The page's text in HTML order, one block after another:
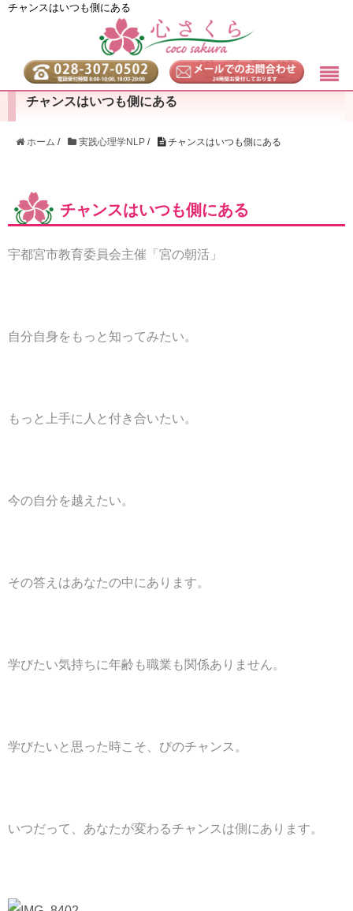
チャンスはいつも側にある
チャンスはいつも側にある
ホーム / 実践心理学NLP / チャンスはいつも側にある
チャンスはいつも側にある
宇都宮市教育委員会主催「宮の朝活」
自分自身をもっと知ってみたい。
もっと上手に人と付き合いたい。
今の自分を越えたい。
その答えはあなたの中にあります。
学びたい気持ちに年齢も職業も関係ありません。
学びたいと思った時こそ、びのチャンス。
いつだって、あなたが変わるチャンスは側にあります。